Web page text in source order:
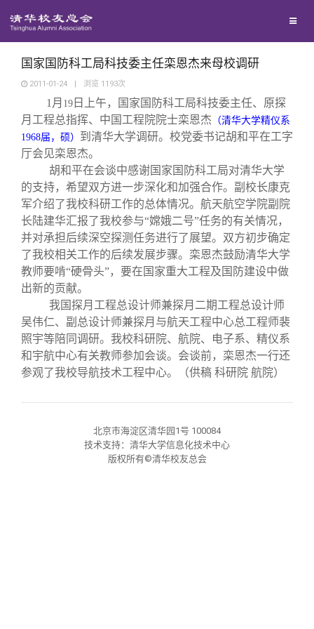
地区联络
年级联络
专业委员会
兴趣群体
西南联大校友会
回馈母校
捐赠项目
捐赠纪事
捐赠方法
义工计划
媒体平台
《水木清华》
我要订阅
新媒体平台
清华人物
清华故事
青春风采
校友文苑
校友讲坛
校友视界
校友服务
终身学习
信息化服务
三创大赛
实用信息
校友总会
总会简介
会长致辞
总会章程
理事会名单
制度法规
关闭
国家国防科工局科技委主任栾恩杰来母校调研
2011-01-24 | 浏览 1193次
1 月 19 日上午，国家国防科工局科技委主任、原探
月工程总指挥、中国工程院院士栾恩杰 （清华大学精仪系
1968届，硕） 到清华大学调研。校党委书记胡和平在工字
厅会见栾恩杰。
胡和平在会谈中感谢国家国防科工局对清华大学
的支持，希望双方进一步深化和加强合作。副校长康克
军介绍了我校科研工作的总体情况。航天航空学院副院
长陆建华汇报了我校参与“嫦娥二号”任务的有关情况，
并对承担后续深空探测任务进行了展望。双方初步确定
了我校相关工作的后续发展步骤。栾恩杰鼓励清华大学
教师要啃“硬骨头”，要在国家重大工程及国防建设中做
出新的贡献。
我国探月工程总设计师兼探月二期工程总设计师
吴伟仁、副总设计师兼探月与航天工程中心总工程师裴
照宇等陪同调研。我校科研院、航院、电子系、精仪系
和宇航中心有关教师参加会谈。会谈前，栾恩杰一行还
参观了我校导航技术工程中心。
（供稿 科研院 航院）
北京市海淀区清华园1号 100084
技术支持：清华大学信息化技术中心
版权所有©清华校友总会